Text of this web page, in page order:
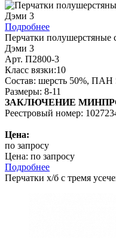
Подробнее
Перчатки полушерстяные
Дэми 3
Арт. П2800-3
Класс вязки:10
Состав: шерсть 50%, ПАН
Размеры: 8-11
ЗАКЛЮЧЕНИЕ
Реестровый номер:
Цена:
по запросу
Цена: по запросу
Подробнее
Перчатки х/б с тремя